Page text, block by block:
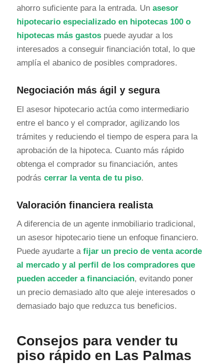
ahorro suficiente para la entrada. Un asesor
hipotecario especializado en hipotecas 100 o
hipotecas más gastospuede ayudar a los
interesados a conseguir financiación total, lo que
amplía el abanico de posibles compradores.
Negociación más ágil y segura
El asesor hipotecario actúa como intermediario
entre el banco y el comprador, agilizando los
trámites y reduciendo el tiempo de espera para la
aprobación de la hipoteca. Cuanto más rápido
obtenga el comprador su financiación, antes
podrás cerrar la venta de tu piso.
Valoración financiera realista
A diferencia de un agente inmobiliario tradicional,
un asesor hipotecario tiene un enfoque financiero.
Puede ayudarte a fijar un precio de venta acorde
al mercado y al perfil de los compradores que
pueden acceder a financiación, evitando poner
un precio demasiado alto que aleje interesados o
demasiado bajo que reduzca tus beneficios.
Consejos para vender tu
piso rápido en Las Palmas